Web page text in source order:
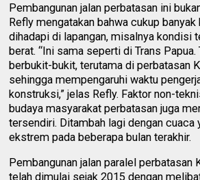
Pembangunan jalan perbatasan ini
Refly mengatakan bahwa cukup banyak
dihadapi di lapangan, misalnya kondisi
berat. “Ini sama seperti di Trans Papua.
berbukit-bukit, terutama di perbatasan
sehingga mempengaruhi waktu
konstruksi,” jelas Refly. Faktor non-
budaya masyarakat perbatasan juga
tersendiri. Ditambah lagi dengan cuaca
ekstrem pada beberapa bulan terakhir.
Pembangunan jalan paralel perbatasan
telah dimulai sejak 2015 dengan